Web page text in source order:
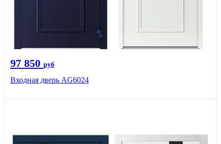
97 850 руб
Входная дверь AG6024